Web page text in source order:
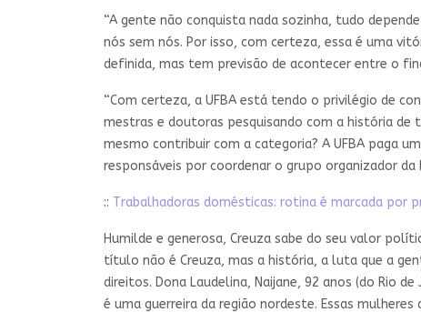
“A gente não conquista nada sozinha, tudo
nós sem nós. Por isso, com certeza, essa é uma
definida, mas tem previsão de acontecer entre o
“Com certeza, a UFBA está tendo o privilégio de
mestras e doutoras pesquisando com a história de
mesmo contribuir com a categoria? A UFBA paga
responsáveis por coordenar o grupo organizador da
:: Trabalhadoras domésticas: rotina é marcada por
Humilde e generosa, Creuza sabe do seu valor
título não é Creuza, mas a história, a luta que a
direitos. Dona Laudelina, Naijane, 92 anos (do Rio
é uma guerreira da região nordeste. Essas